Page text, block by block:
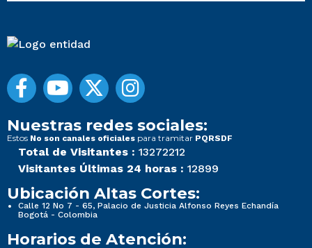
Nuestras redes sociales:
Estos No son canales oficiales para tramitar PQRSDF
Total de Visitantes : 13272212
Visitantes Últimas 24 horas : 12899
Ubicación Altas Cortes:
Calle 12 No 7 - 65, Palacio de Justicia Alfonso Reyes Echandía
Bogotá - Colombia
Horarios de Atención: